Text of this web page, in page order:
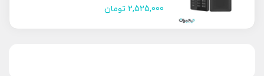
2,525,000 تومان